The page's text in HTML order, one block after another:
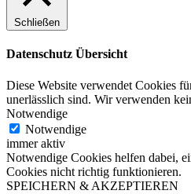
Schließen
Datenschutz Übersicht
Diese Website verwendet Cookies
unerlässlich sind. Wir verwenden
Notwendige
Notwendige
immer aktiv
Notwendige Cookies helfen dabei,
Cookies nicht richtig funktionieren.
SPEICHERN & AKZEPTIEREN